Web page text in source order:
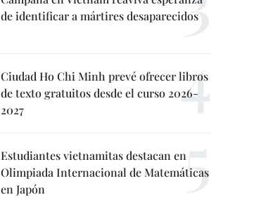
de identificar a mártires desaparecidos
Ciudad Ho Chi Minh prevé ofrecer libros
de texto gratuitos desde el curso 2026-
2027
Estudiantes vietnamitas destacan en
Olimpiada Internacional de Matemáticas
en Japón